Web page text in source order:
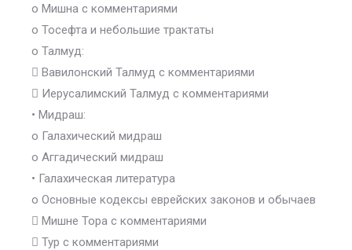
o Мишна с комментариями
o Тосефта и небольшие трактаты
o Талмуд:
 Вавилонский Талмуд с комментариями
 Иерусалимский Талмуд с комментариями
• Мидраш:
o Галахический мидраш
o Аггадический мидраш
• Галахическая литература
o Основные кодексы еврейских законов и обычаев
 Мишне Тора с комментариями
 Тур с комментариями